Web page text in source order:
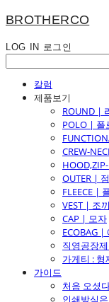
BROTHERCO
LOG IN 로그인
칼럼
제품보기
ROUND |
POLO | 폴
CREW-
OUTER |
FLEECE |
VEST | 조끼
CAP | 모자
ECOBAG |
직영공장
가게티 : 형
가이드
처음 오셨
인쇄방식